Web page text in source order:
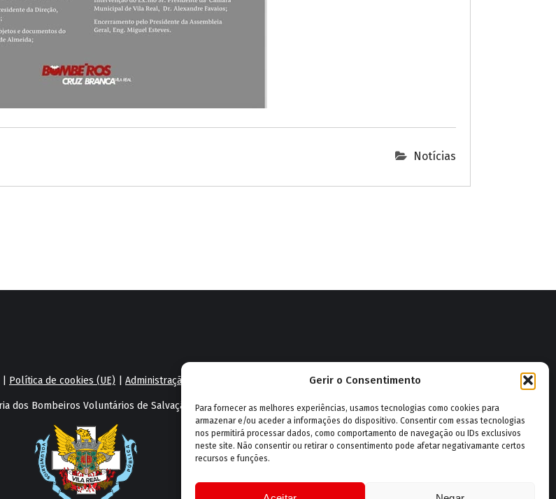
Gerir o Consentimento
Para fornecer as melhores experiências, usamos tecnologias como cookies para
armazenar e/ou aceder a informações do dispositivo. Consentir com essas tecnologias
nos permitirá processar dados, como comportamento de navegação ou IDs exclusivos
neste site. Não consentir ou retirar o consentimento pode afetar negativamante certos
recursos e funções.
Notícias
Política de cookies (UE) Administração GESCORP Bombeiro
dos Bombeiros Voluntários de Salvação Pública e Cruz Branca de Vila Real